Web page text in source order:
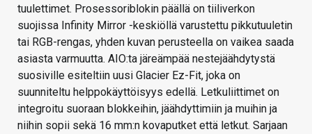
tuulettimet. Prosessoriblokin päällä on tiiliverkon
suojissa Infinity Mirror -keskiöllä varustettu pikkutuuletin
tai RGB-rengas, yhden kuvan perusteella on vaikea saada
asiasta varmuutta. AIO:ta järeämpää nestejäähdytystä
suosiville esiteltiin uusi Glacier Ez-Fit, joka on
suunniteltu helppokäyttöisyys edellä. Letkuliittimet on
integroitu suoraan blokkeihin, jäähdyttimiin ja muihin ja
niihin sopii sekä 16 mm:n kovaputket että letkut. Sarjaan